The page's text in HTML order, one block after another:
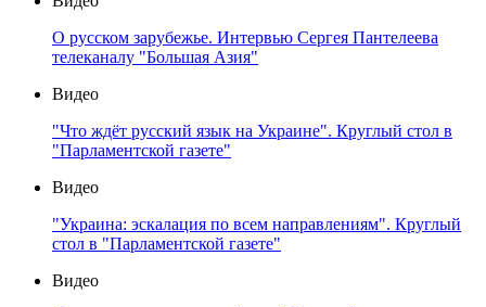
О русском зарубежье. Интервью Сергея Пантелеева
телеканалу "Большая Азия"
Видео
"Что ждёт русский язык на Украине". Круглый стол в
"Парламентской газете"
Видео
"Украина: эскалация по всем направлениям". Круглый
стол в "Парламентской газете"
Видео